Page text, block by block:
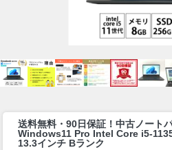
送料無料・90日保証！ 中古ノート
Windows11 Pro Intel Core i5-
13.3インチ Bランク